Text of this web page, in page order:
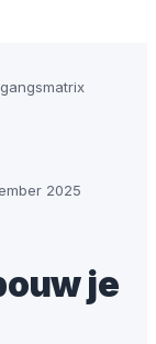
2025
je